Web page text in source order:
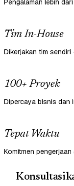
Pengalaman lebih
Tim In-House
Dikerjakan tim
100+ Proyek
Dipercaya bisnis dan
Tepat Waktu
Komitmen